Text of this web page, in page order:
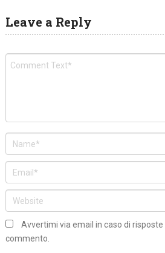
Leave a Reply
Avvertimi via email in caso di risposte
commento.